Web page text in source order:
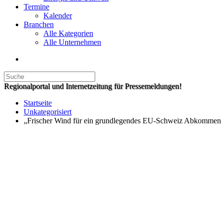
Termine
Kalender
Branchen
Alle Kategorien
Alle Unternehmen
Regionalportal und Internetzeitung für Pressemeldungen!
Startseite
Unkategorisiert
„Frischer Wind für ein grundlegendes EU-Schweiz